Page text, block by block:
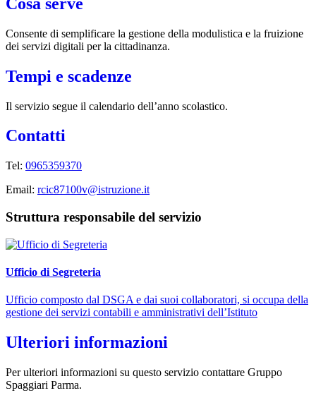
Consente di semplificare la gestione della modulistica e la fruizione
dei servizi digitali per la cittadinanza.
Tempi e scadenze
Il servizio segue il calendario dell’anno scolastico.
Contatti
Tel: 0965359370
Email: rcic87100v@istruzione.it
Struttura responsabile del servizio
Ufficio di Segreteria
Ufficio composto dal DSGA e dai suoi collaboratori, si occupa della
gestione dei servizi contabili e amministrativi dell’Istituto
Ulteriori informazioni
Per ulteriori informazioni su questo servizio contattare Gruppo
Spaggiari Parma.